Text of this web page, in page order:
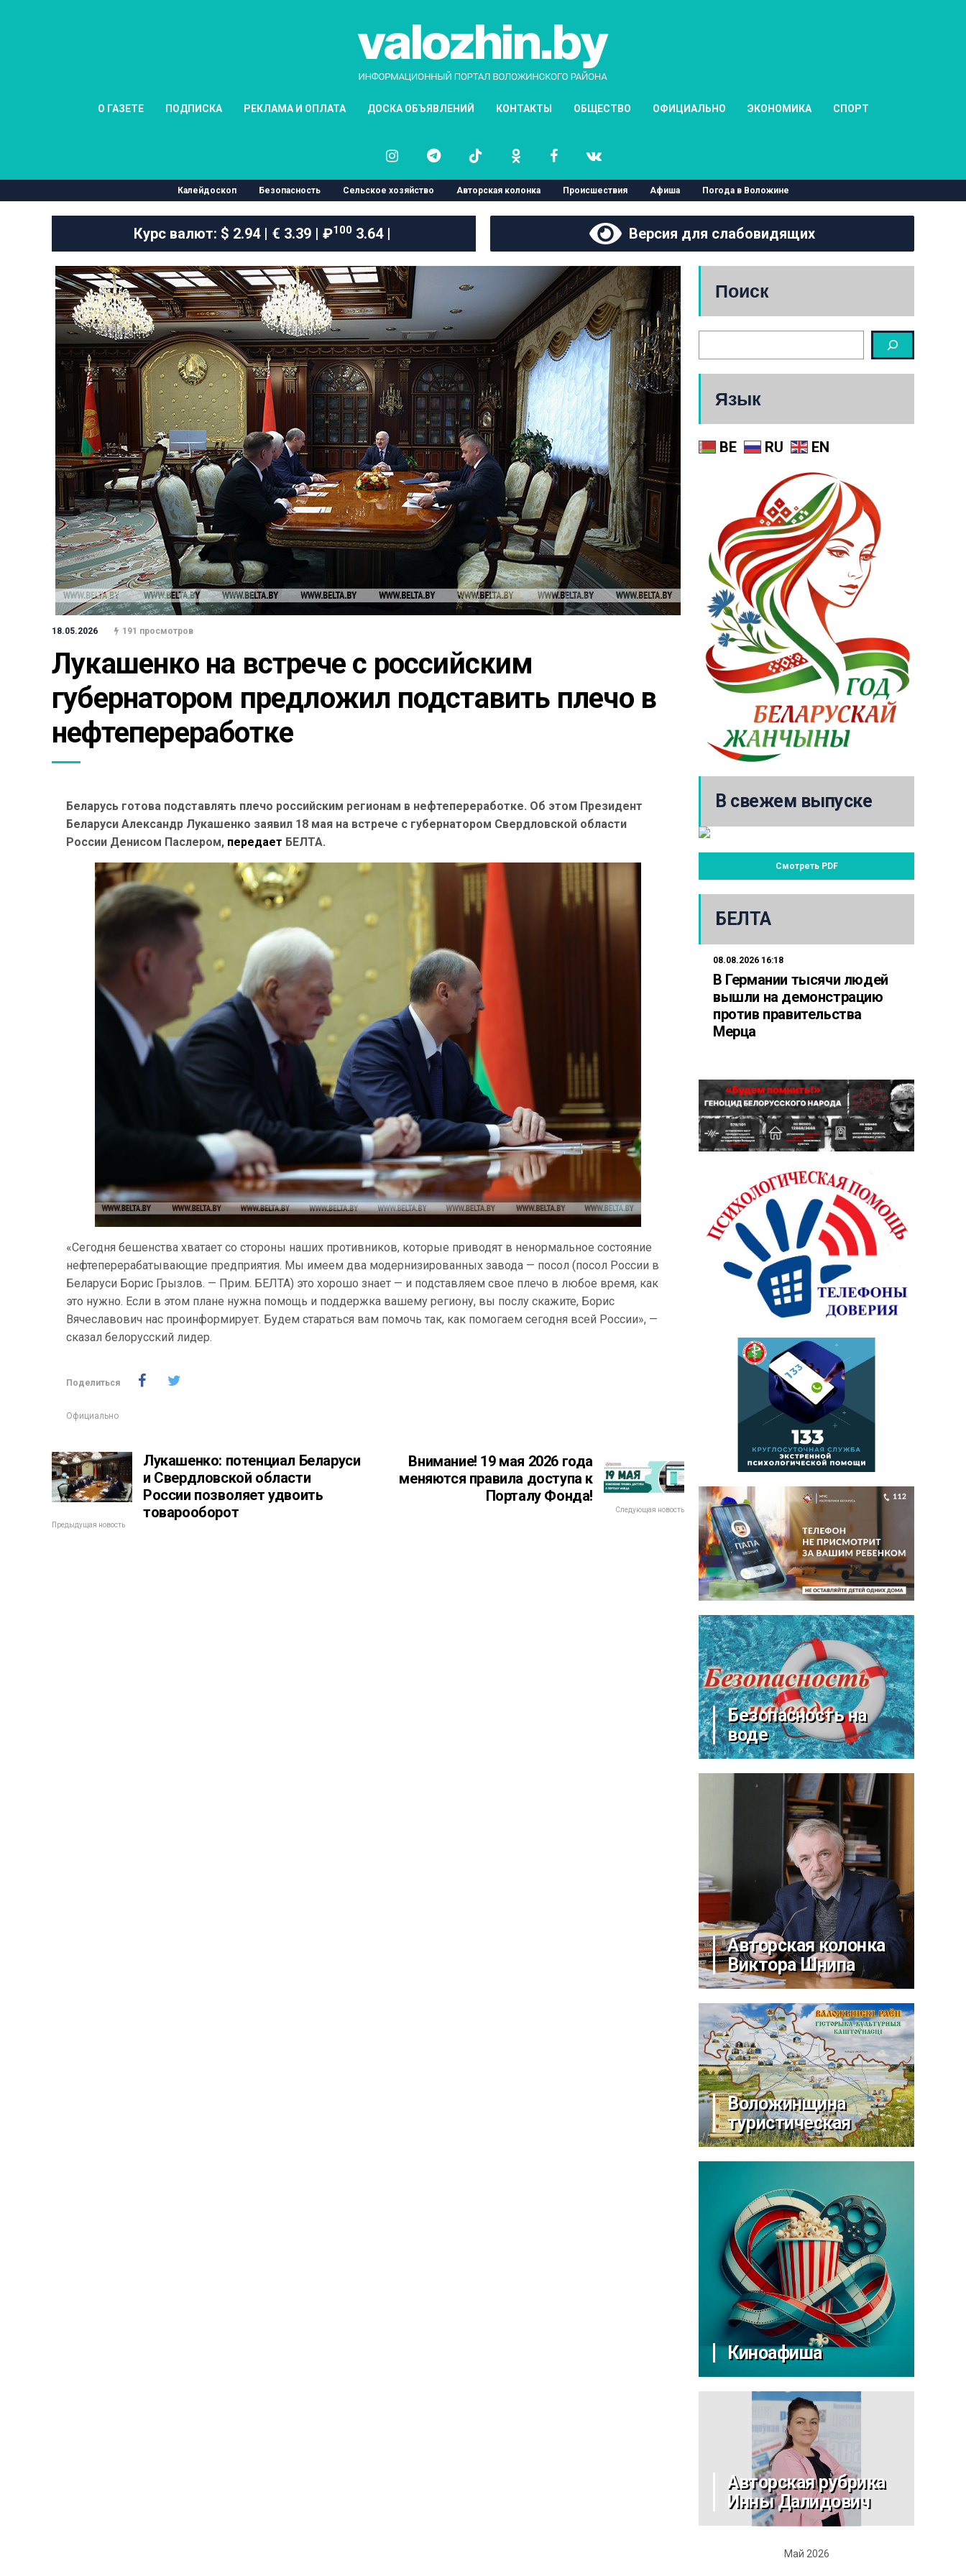
О ГАЗЕТЕ ПОДПИСКА РЕКЛАМА И ОПЛАТА ДОСКА ОБЪЯВЛЕНИЙ КОНТАКТЫ ОБЩЕСТВО ОФИЦИАЛЬНО ЭКОНОМИКА СПОРТ
Калейдоскоп Безопасность Сельское хозяйство Авторская колонка Происшествия Афиша Погода в Воложине
Курс валют: $ 2.94 | € 3.39 | ₽1003.64 | Версия для слабовидящих
18.05.2026 191 просмотров
Лукашенко на встрече с российским
губернатором предложил подставить плечо в
нефтепереработке
Беларусь готова подставлять плечо российским регионам в нефтепереработке. Об этом Президент
Беларуси Александр Лукашенко заявил 18 мая на встрече с губернатором Свердловской области
России Денисом Паслером, передает БЕЛТА.
«Сегодня бешенства хватает со стороны наших противников, которые приводят в ненормальное состояние
нефтеперерабатывающие предприятия. Мы имеем два модернизированных завода — посол (посол России в
Беларуси Борис Грызлов. — Прим. БЕЛТА) это хорошо знает — и подставляем свое плечо в любое время, как
это нужно. Если в этом плане нужна помощь и поддержка вашему региону, вы послу скажите, Борис
Вячеславович нас проинформирует. Будем стараться вам помочь так, как помогаем сегодня всей России», —
сказал белорусский лидер.
Поделиться
Официально
Лукашенко: потенциал Беларуси
и Свердловской области
России позволяет удвоить
товарооборот
Предыдущая новость
Внимание! 19 мая 2026 года
меняются правила доступа к
Порталу Фонда!
Следующая новость
Поиск
Язык
BE RU EN
В свежем выпуске
Смотреть PDF
БЕЛТА
08.08.2026 16:18
В Германии тысячи людей
вышли на демонстрацию
против правительства
Мерца
Безопасность на
воде
Авторская колонка
Виктора Шнипа
Воложинщина
туристическая
Киноафиша
Авторская рубрика
Инны Далидович
Май 2026